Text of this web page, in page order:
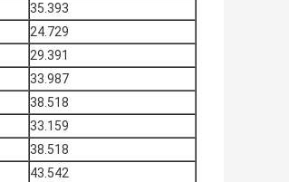
35.393
24.729
29.391
33.987
38.518
33.159
38.518
43.542